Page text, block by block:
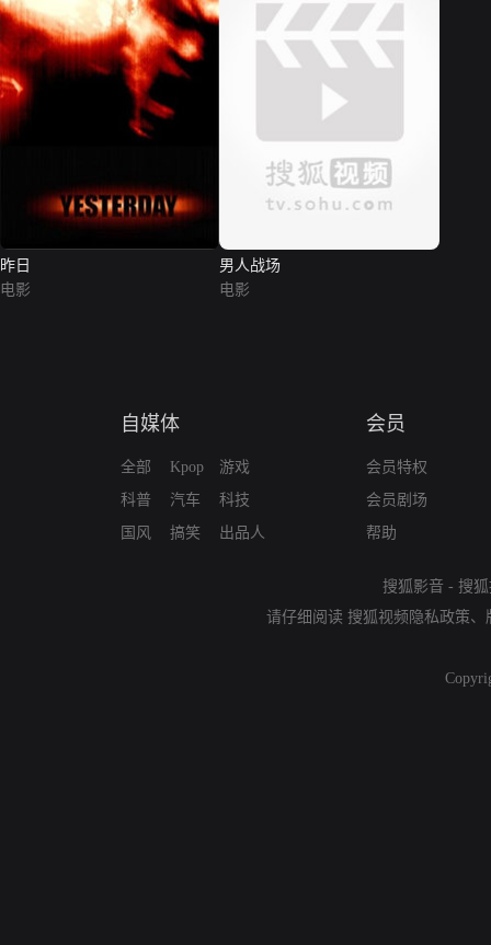
昨日
电影
男人战场
电影
自媒体
全部
科普
国风
Kpop
汽车
搞笑
游戏
科技
出品人
会员
会员特权
会员剧场
帮助
搜狐影音 - 搜
请仔细阅读 搜狐视频隐私政策、